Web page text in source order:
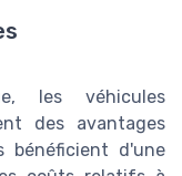
les véhicules
des avantages
bénéficient d'une